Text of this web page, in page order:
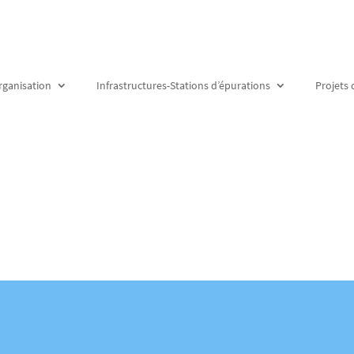
Infrastructures-Stations d’épurations Projets